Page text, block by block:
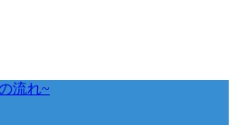
流れ~